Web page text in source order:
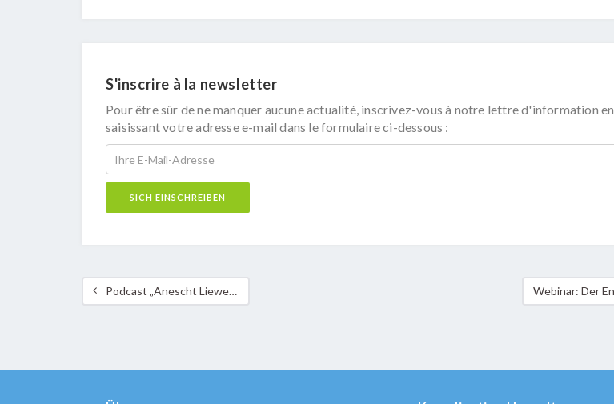
S'inscrire à la newsletter
Pour être sûr de ne manquer aucune actualité, inscrivez-vous à notre lettre d'information en
saisissant votre adresse e-mail dans le formulaire ci-dessous :
Podcast „Anescht Liewen“: Interview mam Ivonne Yanez vun Acción Ecológica am Ecuador